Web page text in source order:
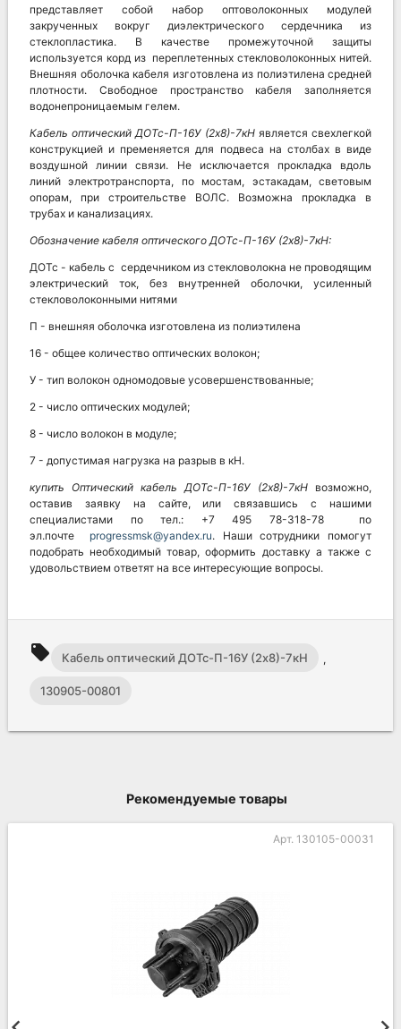
представляет собой набор оптоволоконных модулей
закрученных вокруг диэлектрического сердечника из
стеклопластика. В качестве промежуточной защиты
используется корд из переплетенных стекловолоконных нитей.
Внешняя оболочка кабеля изготовлена из полиэтилена средней
плотности. Свободное пространство кабеля заполняется
водонепроницаемым гелем.
Кабель оптическийДОТс-П-16У (2х8)-7кН является свехлегкой
конструкцией и пременяется для подвеса на столбах в виде
воздушной линии связи. Не исключается прокладка вдоль
линий электротранспорта, по мостам, эстакадам, световым
опорам, при строительстве ВОЛС. Возможна прокладка в
трубах и канализациях.
Обозначение кабеля оптическогоДОТс-П-16У (2х8)-7кН:
ДОТс - кабель с сердечником из стекловолокна не проводящим
электрический ток, без внутренней оболочки, усиленный
стекловолоконными нитями
П - внешняя оболочка изготовлена из полиэтилена
16 - общее количество оптических волокон;
У - тип волокон одномодовые усовершенствованные;
2 - число оптических модулей;
8 - число волокон в модуле;
7 - допустимая нагрузка на разрыв в кН.
купить Оптический кабельДОТс-П-16У (2х8)-7кН возможно,
оставив заявку на сайте, или связавшись с нашими
специалистами по тел.: +7 495 78-318-78 по
эл.почте progressmsk@yandex.ru. Наши сотрудники помогут
подобрать необходимый товар, оформить доставку а также с
удовольствием ответят на все интересующие вопросы.
local_offer Кабель оптический ДОТс-П-16У (2х8)-7кН ,
130905-00801
Рекомендуемые товары
Арт. 130105-00031